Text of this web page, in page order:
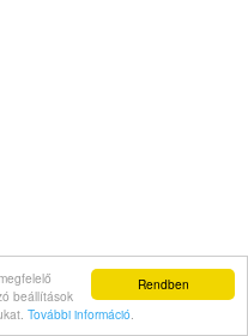
Rendben
beállítások
További információ.